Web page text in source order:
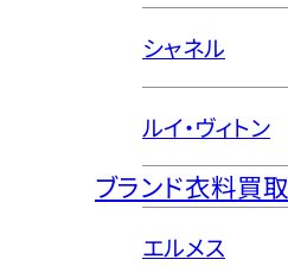
シャネル
ルイ・ヴィトン
ブランド衣料買取
エルメス